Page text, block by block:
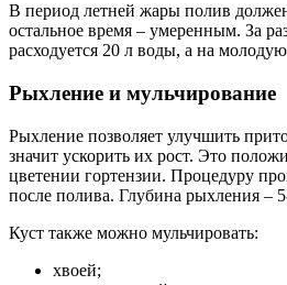
В период летней жары полив
остальное время – умеренным. За
расходуется 20 л воды, а на
Рыхление и мульчирование
Рыхление позволяет улучшить
значит ускорить их рост. Это
цветении гортензии. Процедуру
после полива. Глубина рыхления –
Куст также можно мульчировать:
хвоей;